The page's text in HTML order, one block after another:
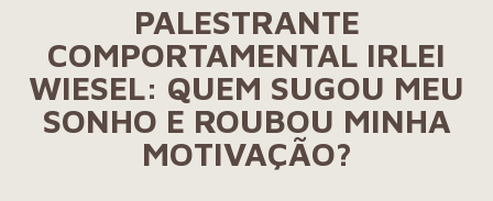
PALESTRANTE
COMPORTAMENTAL IRLEI
WIESEL: QUEM SUGOU MEU
SONHO E ROUBOU MINHA
MOTIVAÇÃO?